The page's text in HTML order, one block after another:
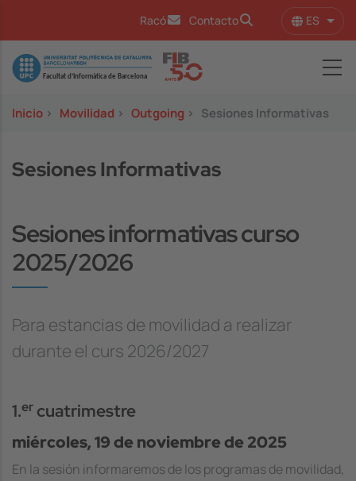
Racó Contacto ES
Image
Inicio > Movilidad > Outgoing > Sesiones Informativas
Sesiones Informativas
Sesiones informativas curso
2025/2026
Para estancias de movilidad a realizar
durante el curs 2026/2027
1.er cuatrimestre
miércoles, 19 de noviembre de 2025
En la sesión informaremos de los programas de movilidad,